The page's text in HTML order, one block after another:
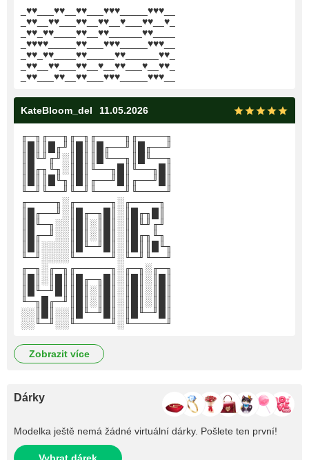
_♥♥___♥♥__♥♥___♥♥♥_____♥♥♥__
_♥♥__♥♥___♥♥__♥♥__♥___♥♥__♥_
_♥♥_♥♥____♥♥__♥♥______♥♥____
_♥♥♥♥_____♥♥___♥♥♥_____♥♥♥__
_♥♥_♥♥____♥♥_____♥♥______♥♥_
_♥♥__♥♥___♥♥__♥__♥♥___♥__♥♥_
_♥♥___♥♥__♥♥___♥♥♥_____♥♥♥__
KateBloom_del 11.05.2026
╓─╖╓──╖╓─╖╓────╖╓────╖
║█║║█╓╜║█║║█╓──╜║█╓──╜
║█╙╜╓╜░║█║║█╙──╖║█╙──╖
║█╓╖╙╖░║█║╙──╖█║╙──╖█║
║█║║█╙╖║█║╓──╜█║╓──╜█║
╙─╜╙──╜╙─╜╙────╜╙────╜
╓────╖░╓─────╖░╓────╖
║█╓──╜░║█╓─╖█║░║█╓╖█║
║█╙─╖░░║█║░║█║░║█╙╜╓╜
║█╓─╜░░║█║░║█║░║█╓╖╙╖
║█║░░░░║█╙─╜█║░║█║║█╙╖
╙─╜░░░░╙─────╜░╙─╜╙──╜
╓─╖░╓─╖╓─────╖░╓─╖░╓─╖
║█║░║█║║█╓─╖█║░║█║░║█║
║█╙─╜█║║█║░║█║░║█║░║█║
╙─╖█╓─╜║█║░║█║░║█║░║█║
░░║█║░░║█╙─╜█║░║█╙─╜█║
░░╙─╜░░╙─────╜░╙─────╜
zobrazit více
Dárky
Modelka ještě nemá žádné virtuální dárky. Pošlete ten první!